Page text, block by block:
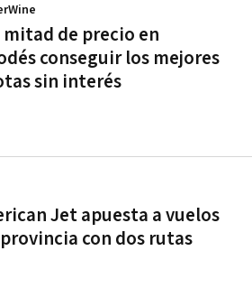
de precio en
conseguir los mejores
sin interés
Jet apuesta a vuelos
con dos rutas